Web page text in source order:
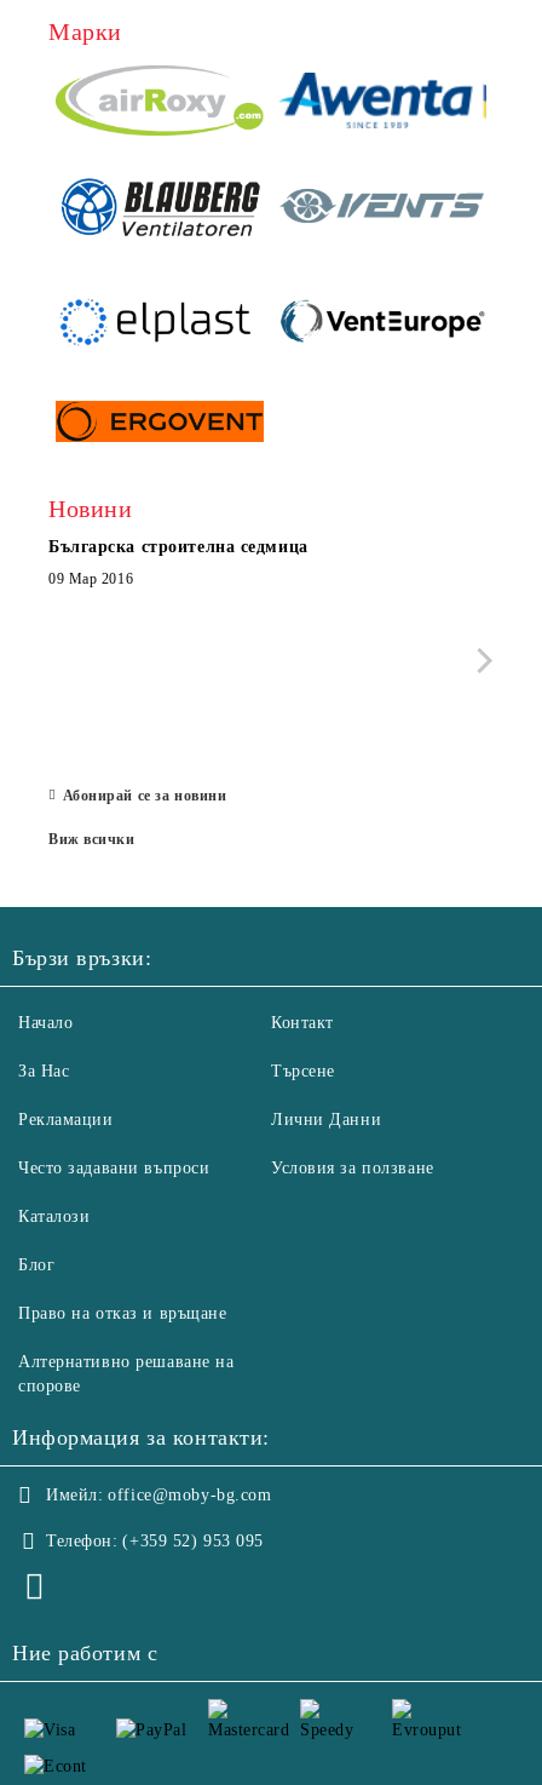
Марки
Новини
Българска строителна седмица
09 Мар 2016
Абонирай се за новини
Виж всички
Бързи връзки:
Начало
За Нас
Рекламации
Често задавани въпроси
Контакт
Търсене
Лични Данни
Условия за ползване
Каталози
Блог
Право на отказ и връщане
Алтернативно решаване на
спорове
Информация за контакти:
Имейл: office@moby-bg.com
Телефон: (+359 52) 953 095
Ние работим с